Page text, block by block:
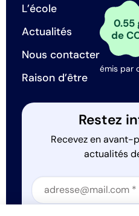
L’école
Actualités
Nous contacter
Raison d’être
0.55
de
émis par
Restez
Recevez en avant-
actualités
Section